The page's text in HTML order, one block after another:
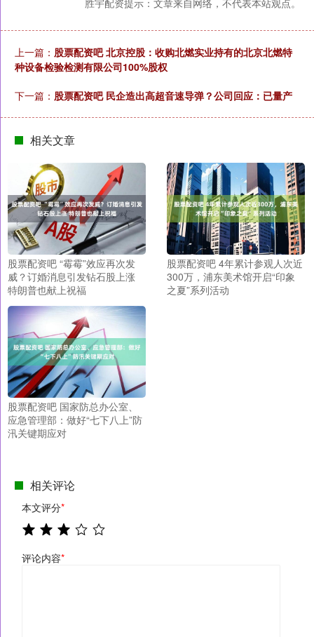
上一篇： 股票配资吧 北京控股：收购北燃实业持有的北京北燃特
种设备检验检测有限公司100%股权
下一篇： 股票配资吧 民企造出高超音速导弹？公司回应：已量产
相关文章
股票配资吧 “霉霉”效应再次发
威？订婚消息引发钻石股上涨
特朗普也献上祝福
股票配资吧 4年累计参观人次近
300万，浦东美术馆开启“印象
之夏”系列活动
股票配资吧 国家防总办公室、
应急管理部：做好“七下八上”防
汛关键期应对
相关评论
本文评分*
评论内容*